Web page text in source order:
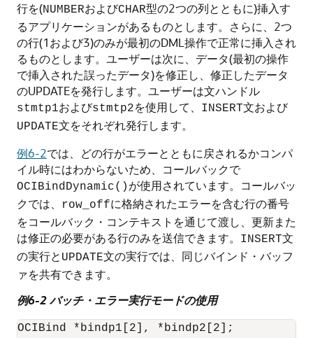
行を(NUMBERおよびCHAR型の2つの列とともに)挿入す
るアプリケーションがあるものとします。さらに、2つ
の行(1および3)のみが最初のDML操作で正常に挿入され
るものとします。ユーザーは次に、データ(最初の操作
で挿入された誤ったデータ)を修正し、修正したデータ
のUPDATEを発行します。ユーザーは文ハンドル
stmtp1およびstmtp2を使用して、 INSERT文および
UPDATE文をそれぞれ発行します。
例6-2では、どの行がエラーとともに戻されるかコンパ
イル時にはわからないため、コールバックで
OCIBindDynamic() が使用されています。コールバッ
クでは、
row_offに格納されたエラーを含む行の番号
をコールバック・コンテキストを通じて渡し、更新また
は修正の必要がある行のみを送信できます。
INSERT文
の実行と UPDATE文の実行では、同じバインド・バッフ
ァを共有できます。
例6-2 バッチ・エラー実行モードの使用
OCIBind *bindp1[2], *bindp2[2];